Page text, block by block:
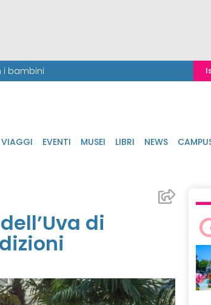
i bambini
VIAGGI EVENTI MUSEI LIBRI NEWS
di